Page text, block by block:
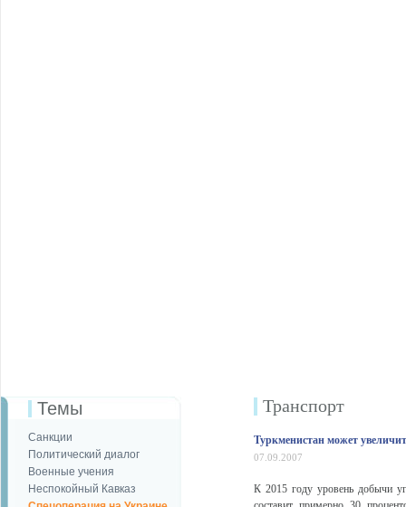
Темы
Санкции
Политический диалог
Военные учения
Неспокойный Кавказ
Транспорт
Туркменистан может
07.09.2007
К 2015 году уровень добычи